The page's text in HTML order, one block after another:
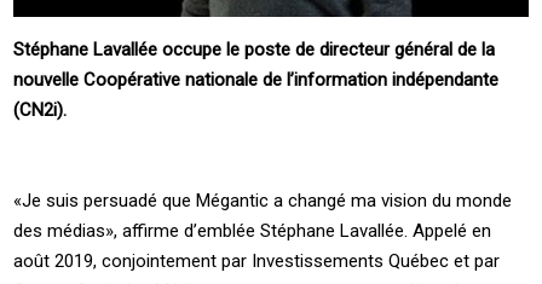
Stéphane Lavallée occupe le poste de directeur général de la
nouvelle Coopérative nationale de l’information indépendante
(CN2i).
«Je suis persuadé que Mégantic a changé ma vision du monde
des médias», affirme d’emblée Stéphane Lavallée. Appelé en
août 2019, conjointement par Investissements Québec et par